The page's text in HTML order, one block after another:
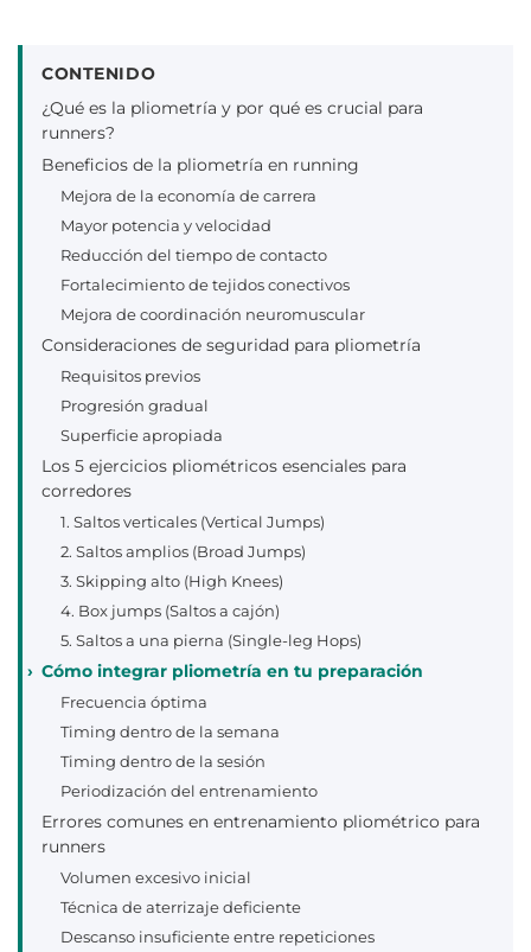
CONTENIDO
¿Qué es la pliometría y por qué es crucial para
runners?
Beneficios de la pliometría en running
Mejora de la economía de carrera
Mayor potencia y velocidad
Reducción del tiempo de contacto
Fortalecimiento de tejidos conectivos
Mejora de coordinación neuromuscular
Consideraciones de seguridad para pliometría
Requisitos previos
Progresión gradual
Superficie apropiada
Los 5 ejercicios pliométricos esenciales para
corredores
1. Saltos verticales (Vertical Jumps)
2. Saltos amplios (Broad Jumps)
3. Skipping alto (High Knees)
4. Box jumps (Saltos a cajón)
5. Saltos a una pierna (Single-leg Hops)
Cómo integrar pliometría en tu preparación
Frecuencia óptima
Timing dentro de la semana
Timing dentro de la sesión
Periodización del entrenamiento
Errores comunes en entrenamiento pliométrico para
runners
Volumen excesivo inicial
Técnica de aterrizaje deficiente
Descanso insuficiente entre repeticiones